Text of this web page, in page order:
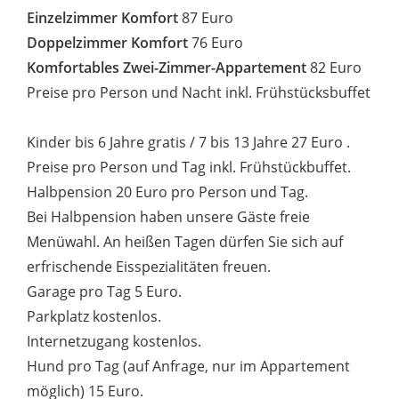
Einzelzimmer Komfort87 Euro
Doppelzimmer Komfort76 Euro
Komfortables Zwei-Zimmer-Appartement82 Euro
Preise pro Person und Nacht inkl. Frühstücksbuffet
Kinder bis 6 Jahre gratis / 7 bis 13 Jahre 27 Euro .
Preise pro Person und Tag inkl. Frühstückbuffet.
Halbpension 20 Euro pro Person und Tag.
Bei Halbpension haben unsere Gäste freie
Menüwahl. An heißen Tagen dürfen Sie sich auf
erfrischende Eisspezialitäten freuen.
Garage pro Tag 5 Euro.
Parkplatz kostenlos.
Internetzugang kostenlos.
Hund pro Tag (auf Anfrage, nur im Appartement
möglich) 15 Euro.